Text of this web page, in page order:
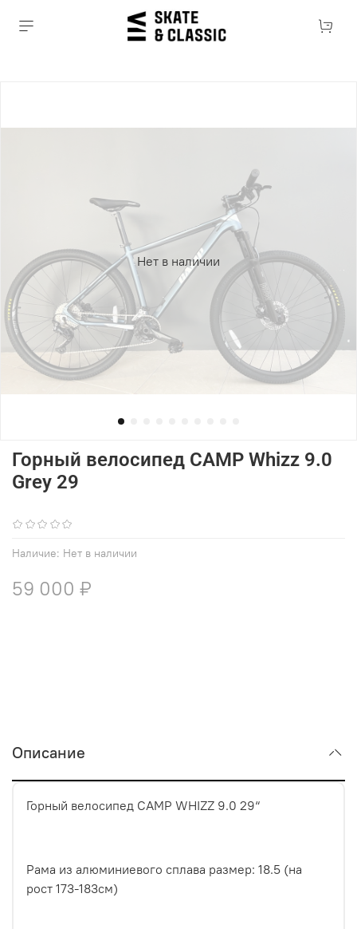
Нет в наличии
Наличие: Нет в наличии
Горный велосипед CAMP Whizz 9.0
Grey 29
59 000 ₽
Описание
Горный велосипед CAMP WHIZZ 9.0 29“
Рама из алюминиевого сплава размер: 18.5 (на
рост 173-183см)